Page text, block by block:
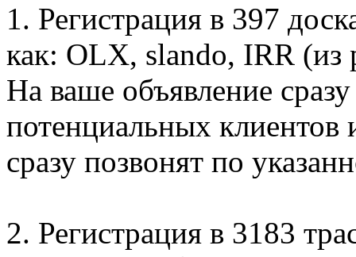
1. Регистрация в 397
как: OLX, slando, IRR (из
На ваше объявление
потенциальных клиентов
сразу позвонят по
2. Регистрация в 3183